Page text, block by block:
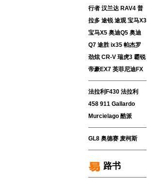
行者 汉兰达 RAV4 普
拉多 途锐 途观 宝马X3
宝马X5 奥迪Q5 奥迪
Q7 途胜 ix35 帕杰罗
劲炫 CR-V 瑞虎3 霸锐
帝豪EX7 英菲尼迪FX
法拉利F430 法拉利
458 911 Gallardo
Murcielago 酷派
GL8 奥德赛 麦柯斯
路书